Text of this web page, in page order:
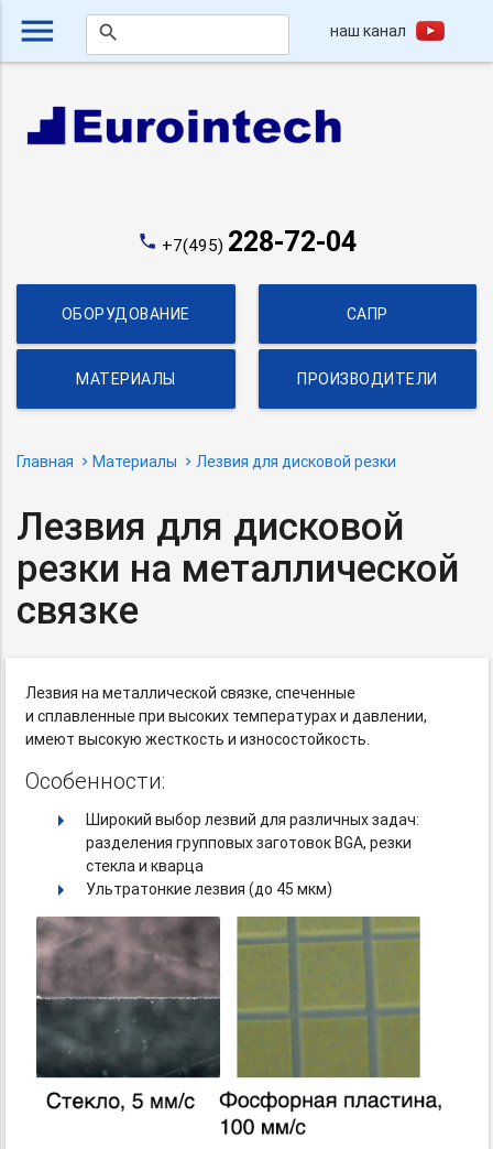
menu search наш канал
phone +7(495) 228-72-04
ОБОРУДОВАНИЕ САПР
МАТЕРИАЛЫ ПРОИЗВОДИТЕЛИ
Главная Материалы Лезвия для дисковой резки
Лезвия для дисковой
резки на металлической
связке
Лезвия на металлической связке, спеченные
и сплавленные при высоких температурах и давлении,
имеют высокую жесткость и износостойкость.
Особенности:
Широкий выбор лезвий для различных задач:
разделения групповых заготовок BGA, резки
стекла и кварца
Ультратонкие лезвия (до 45 мкм)